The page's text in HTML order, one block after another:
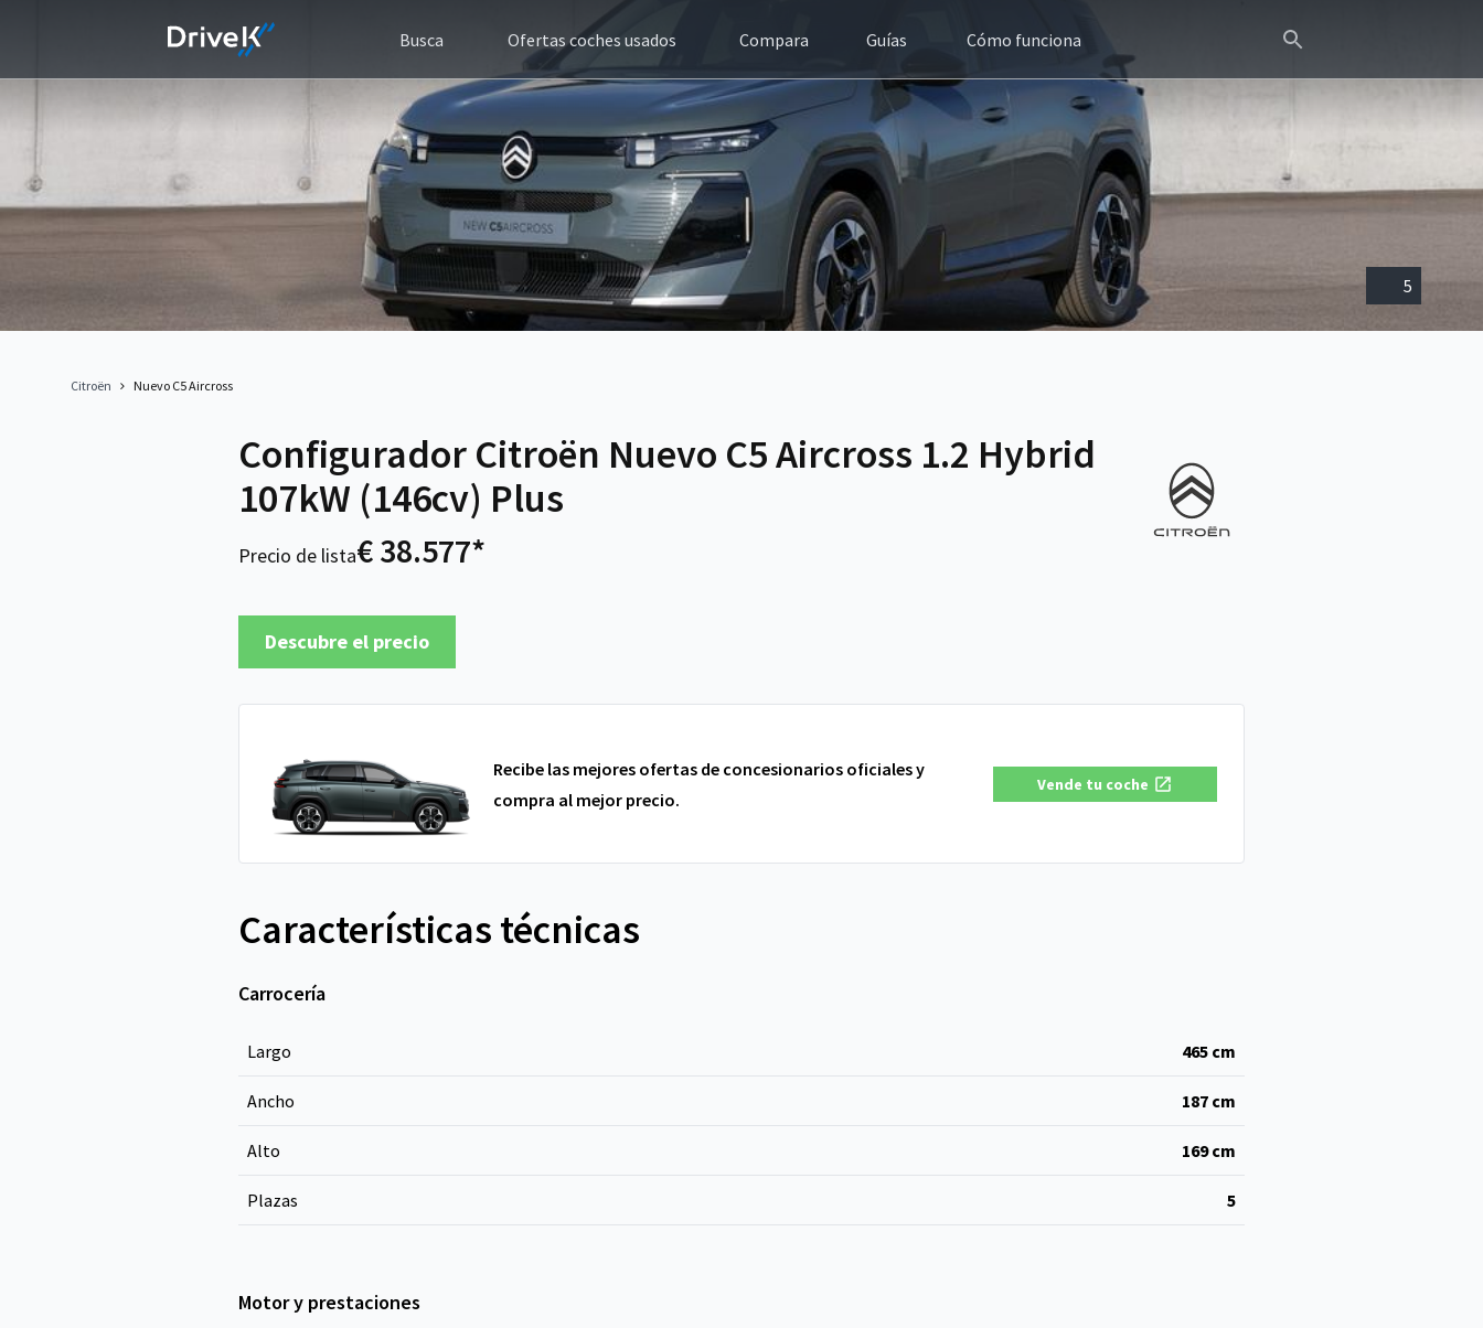
Busca Ofertas coches usados Compara Guías Cómo funciona
5
Citroën Nuevo C5 Aircross
Configurador Citroën Nuevo C5 Aircross 1.2 Hybrid
107kW (146cv) Plus
Precio de lista€ 38.577*
Descubre el precio
Recibe las mejores ofertas de concesionarios oficiales y
compra al mejor precio.
Vende tu coche
Características técnicas
Carrocería
Largo 465 cm
Ancho 187 cm
Alto 169cm
Plazas 5
Motor y prestaciones